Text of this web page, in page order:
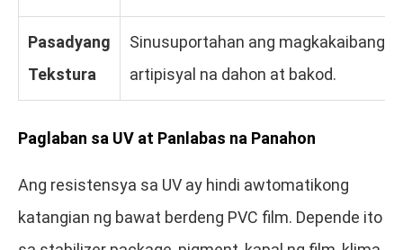
Pasadyang
Tekstura
Sinusuportahan ang magkakaibang
artipisyal na dahon at bakod.
Paglaban sa UV at Panlabas na Panahon
Ang resistensya sa UV ay hindi awtomatikong
katangian ng bawat berdeng PVC film. Depende ito